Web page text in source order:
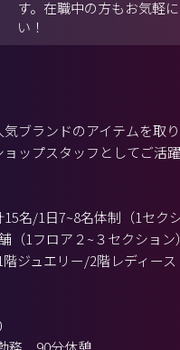
す。在職中の方もお気軽
い！
気ブランドのアイテムを取
ップスタッフとしてご活躍
名/1日7~8名体制（1セクシ
（1フロア２~３セクション）
ジュエリー/2階レディース